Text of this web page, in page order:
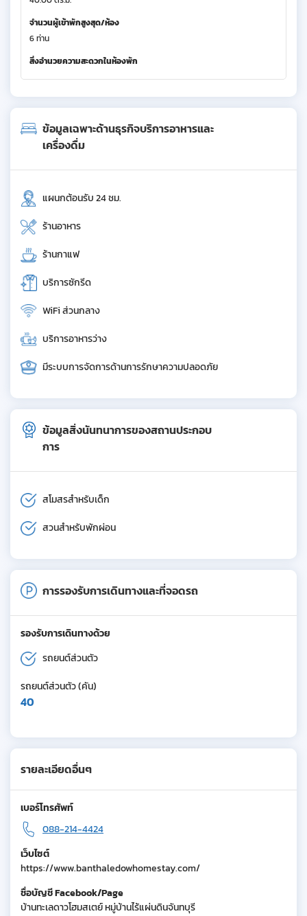
จำนวนผู้เข้าพักสูงสุด/ห้อง
6 ท่าน
สิ่งอำนวยความสะดวกในห้องพัก
ข้อมูลเฉพาะด้านธุรกิจบริการอาหารและ
เครื่องดื่ม
แผนกต้อนรับ 24 ชม.
ร้านอาหาร
ร้านกาแฟ
บริการซักรีด
WiFi ส่วนกลาง
บริการอาหารว่าง
มีระบบการจัดการด้านการรักษาความปลอดภัย
ข้อมูลสิ่งนันทนาการของสถานประกอบ
การ
สโมสรสำหรับเด็ก
สวนสำหรับพักผ่อน
การรองรับการเดินทางและที่จอดรถ
รองรับการเดินทางด้วย
รถยนต์ส่วนตัว
รถยนต์ส่วนตัว (คัน)
40
รายละเอียดอื่นๆ
เบอร์โทรศัพท์
088-214-4424
เว็บไซต์
https://www.banthaledowhomestay.com/
ชื่อบัญชี Facebook/Page
บ้านทะเลดาวโฮมสเตย์ หมู่บ้านไร้แผ่นดินจันทบุรี